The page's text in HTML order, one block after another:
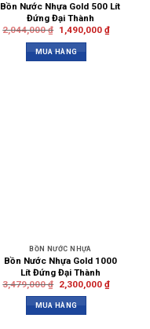
Bồn Nước Nhựa Gold 500 Lít
Đứng Đại Thành
2,044,000₫ 1,490,000 ₫
MUA HÀNG
BỒN NƯỚC NHỰA
Bồn Nước Nhựa Gold 1000
Lít Đứng Đại Thành
3,479,000₫ 2,300,000 ₫
MUA HÀNG